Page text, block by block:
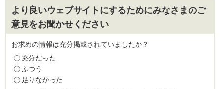
より良いウェブサイトにするためにみなさまのご
意見をお聞かせください
お求めの情報は充分掲載されていましたか？
充分だった
ふつう
足りなかった